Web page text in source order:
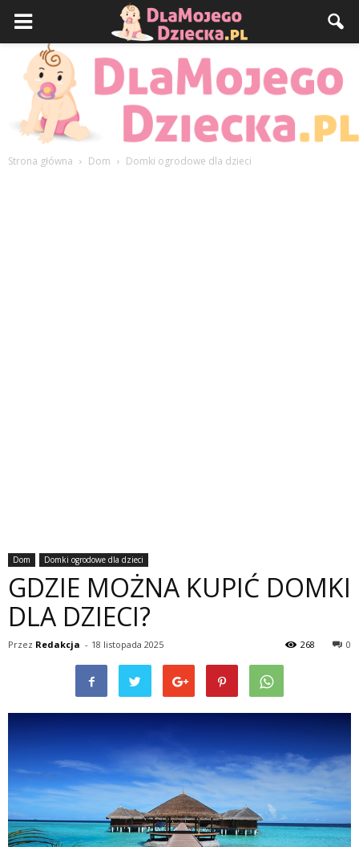
Strona główna Dom Domki ogrodowe dla dzieci
Dom Domki ogrodowe dla dzieci
GDZIE MOŻNA KUPIĆ DOMKI
DLA DZIECI?
Przez Redakcja - 18 listopada 2025 0
268